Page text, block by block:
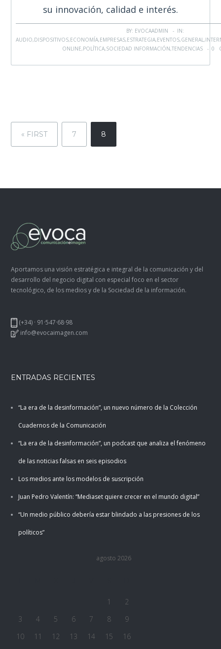
su innovación, calidad e interés.
BY: EVOCAADMIN - IN:
AUDIO,DISPOSITIVOS,ECONOMÍA,EMPRESAS,ESTRATEGIA,EVENTOS,GENERAL ,
ONLINE,POLÍTICA,SOCIEDAD INFORMACIÓN,TENDENCIAS- 0
« FIRST 7 8
Aportamos una visión estratégica e integral de la comunicación y del
desarrollo del negocio digital con especial foco en el sector
tecnológico, de los medios y de la Sociedad de la información.
(+34) · 91·547·68·98
info@evocaimagen.com
ENTRADAS RECIENTES
“La era de la desinformación”, un nuevo número de la Colección
Cuadernos de la Comunicación
“La era de la desinformación”, un podcast que analiza el fenómeno
de las noticias falsas en seis episodios
Los medios ante los modelos de suscripción
Juan Pedro Valentín: “Mediaset quiere crecer en el mundo digital”
“Un medio público debería estar blindado a las presiones de los
políticos”
agosto 2026
1
2
3
4 5 6 7 8
9
10
11 12 13 14 15
16